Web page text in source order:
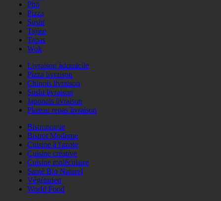
Phö
Pizza
Sushi
Tajine
Tapas
Wok
Livraison àdomicile
Pizza livraison
Chinois livraison
Sushi livraison
Japonais livraison
Plateau repas livraison
Bistronomie
Bistrot Moderne
Cuisine à l'azote
Cuisine créative
Cuisine moléculaire
Santé Bio Naturel
Végétarien
World Food